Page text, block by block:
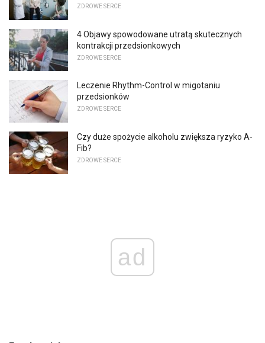
ZDROWE SERCE
4 Objawy spowodowane utratą skutecznych
kontrakcji przedsionkowych
ZDROWE SERCE
Leczenie Rhythm-Control w migotaniu
przedsionków
ZDROWE SERCE
Czy duże spożycie alkoholu zwiększa ryzyko A-
Fib?
ZDROWE SERCE
ad